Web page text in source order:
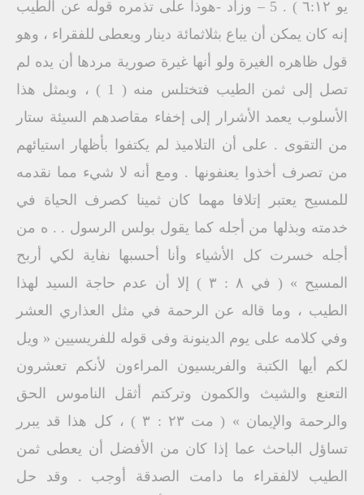
يو ٦:١٢ ) . 5 – وزاد -هوذا على تذمره قوله عن الطيب
إنه كان يمكن أن يباع بثلاثمائة دينار ويعطى للفقراء ، وهو
قول ظاهره الغيرة ولو أنها غيرة صورية مردها أن يده لم
تصل إلى ثمن الطيب فتختلس منه ( 1 ) ، وبمثل هذا
الأسلوب يعمد الأشرار إلى إخفاء مقاصدهم السيئة ستار
من التقوى . على أن التلاميذ لم يكتفوا بأظهار استيائهم
من تصرف أخذوا يعنفونها . ومع أنه لا شيء مما نقدمه
للمسيح يعتبر إتلافا مهما كان ثمينا كصرف الحياة في
خدمته وبذلها من أجله كما يقول بولس الرسول . . ه من
أجله خسرت كل الأشياء وأنا أحسبها نفاية لكي أربح
المسيح » ( في ۸ : ۳ ) إلا أن عدم حاجة السيد لهذا
الطيب ، وما قاله عن الرحمة في مثل العذاري العشر
وفي كلامه على يوم الدينونة وفى قوله للفريسيين « ويل
لكم أيها الكتبة والفريسيون المراءون لأنكم تعشرون
التعنع والشيث والكمون وتركتم أثقل الناموس الحق
والرحمة والإيمان » ( مت ۲۳ : ۳ ) ، كل هذا قد يبرر
تساؤل الباحث عما إذا كان من الأفضل أن يعطى ثمن
الطيب لالفقراء ما دامت الصدقة أوجب . وقد حل